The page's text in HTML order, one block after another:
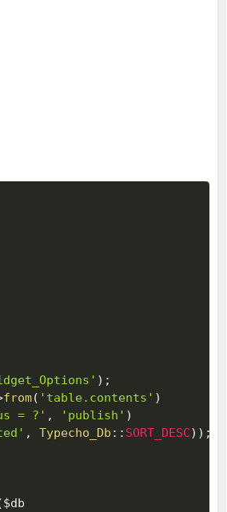
) ;
from( 'table.contents' )
= ?' , 'publish' )
, Typecho_Db :: SORT_DESC) ) ;
$db